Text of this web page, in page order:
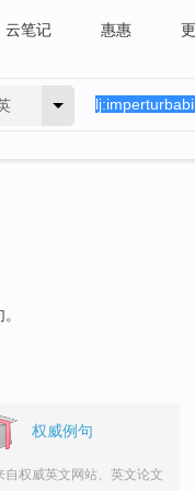
云笔记 惠惠
权威例句
自权威英文网站、英文论文